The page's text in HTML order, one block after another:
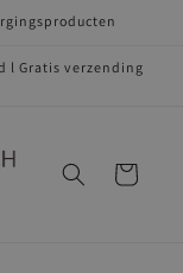
l Gratis verzending
Winkelwagen